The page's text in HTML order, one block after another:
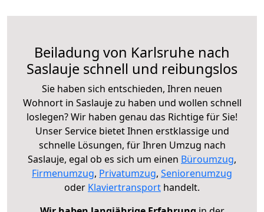
Beiladung von Karlsruhe nach
Saslauje schnell und reibungslos
Sie haben sich entschieden, Ihren neuen
Wohnort in Saslauje zu haben und wollen schnell
loslegen? Wir haben genau das Richtige für Sie!
Unser Service bietet Ihnen erstklassige und
schnelle Lösungen, für Ihren Umzug nach
Saslauje, egal ob es sich um einen Büroumzug,
Firmenumzug, Privatumzug, Seniorenumzug
oder Klaviertransport handelt.